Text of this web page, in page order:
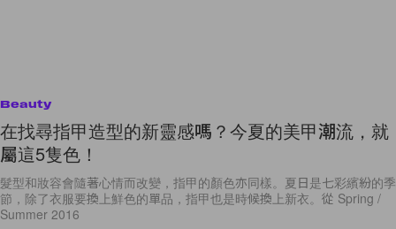
Beauty
在找尋指甲造型的新靈感嗎？今夏的美甲潮流，就
屬這5隻色！
髮型和妝容會隨著心情而改變，指甲的顏色亦同樣。夏日是七彩繽紛的季
節，除了衣服要換上鮮色的單品，指甲也是時候換上新衣。從 Spring /
Summer 2016